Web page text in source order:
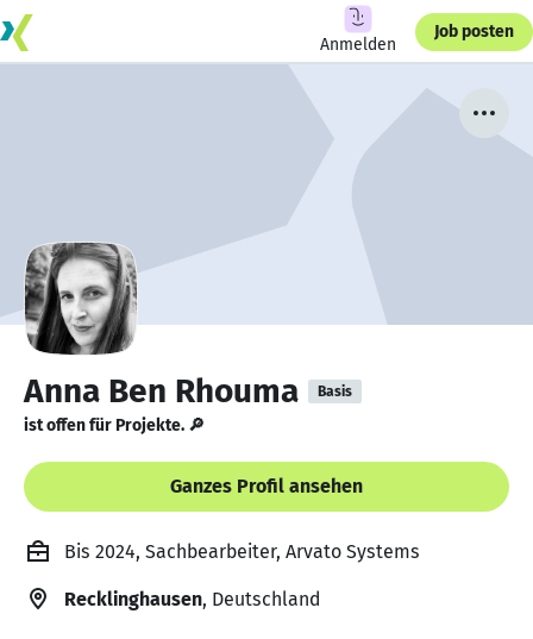
Anmelden
Job posten
Anna Ben Rhouma Basis
ist offen für Projekte. 🔎
Ganzes Profil ansehen
Bis 2024, Sachbearbeiter, Arvato Systems
Recklinghausen, Deutschland